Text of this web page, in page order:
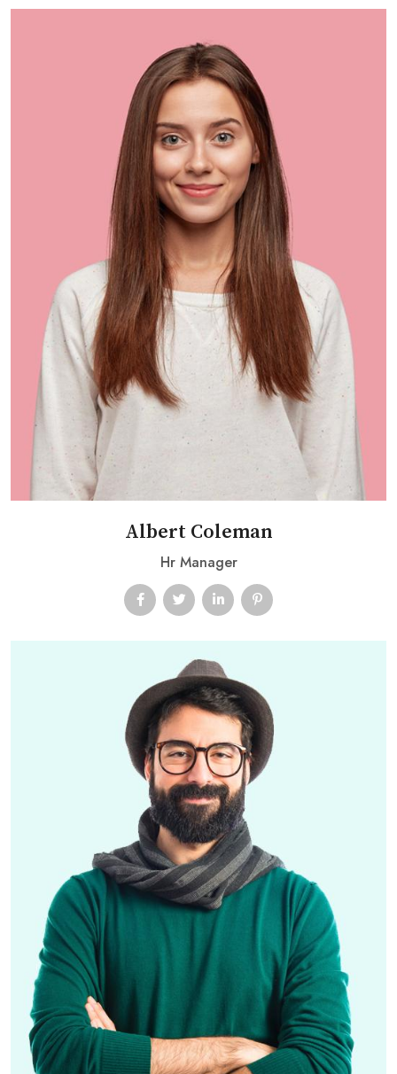
Albert Coleman
Hr Manager